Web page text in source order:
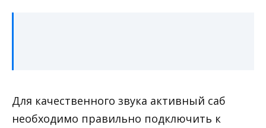
Для качественного звука активный саб
необходимо правильно подключить к